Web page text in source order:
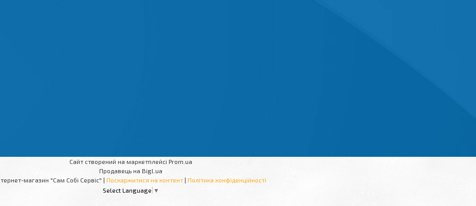
Сайт створений на маркетплейсі Prom.ua
Продавець на Bigl.ua
Інтернет-магазин "Сам Собі Сервіс" | Поскаржитися на контент | Політика конфіденційності
Select Language ▼